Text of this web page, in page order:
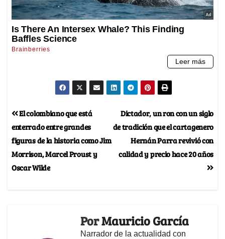
Dictador, un ron con un siglo
de tradición que el cartagenero
Hernán Parra revivió con
calidad y precio hace 20 años
El colombiano que está
enterrado entre grandes
figuras de la historia como Jim
Morrison, Marcel Proust y
Oscar Wilde
PorMauricio García
Narrador de la actualidad con